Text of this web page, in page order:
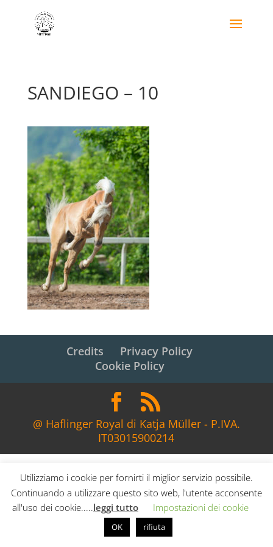
SANDIEGO – 10
Credits
Privacy Policy
Cookie Policy
@ Haflinger Royal di Katja Müller - P.IVA.
IT03015900214
Utilizziamo i cookie per fornirti il miglior servizio possibile.
Continuando a utilizzare questo sito web, l'utente acconsente
all'uso dei cookie.....leggi tutto Impostazioni dei cookie
OK rifiuta